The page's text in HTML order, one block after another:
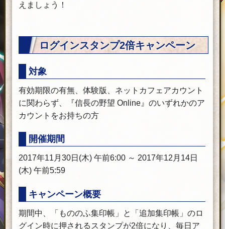
えましょう！
ログインスタンプ2倍キャンペーン
対象
有効期限の有無、体験版、ネットカフェアカウント
に関わらず、『信長の野望 Online』のいずれかのア
カウントをお持ちの方
開催期間
2017年11月30日(木) 午前6:00 ～ 2017年12月14日
(木) 午前5:59
キャンペーン概要
期間中、「もののふ集印帳」と「追加集印帳」のロ
グイン時に押されるスタンプが2倍になり、毎日ア